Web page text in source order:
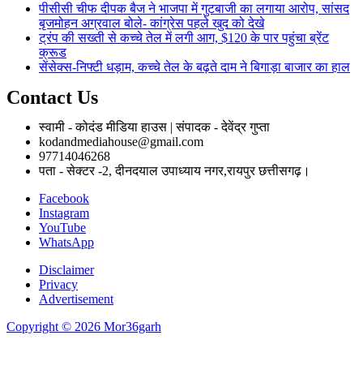
पीसीसी चीफ दीपक बैज ने भाजपा में गुटबाजी का लगाया आरोप, सांसद
बृजमोहन अग्रवाल बोले- कांग्रेस पहले खुद को देखे
ट्रंप की सख्ती से कच्चे तेल में लगी आग, $120 के पार पहुंचा ब्रेंट
क्रूड
सेंसेक्स-निफ्टी धड़ाम, कच्चे तेल के बढ़ते दाम ने बिगाड़ा बाजार का हाल
Contact Us
स्वामी - कोदंड मीडिया हाउस | संपादक - देवेंद्र गुप्ता
kodandmediahouse@gmail.com
97714046268
पता - सेक्टर -2, दीनदयाल उपाध्याय नगर,रायपुर छत्तीसगढ़।
Facebook
Instagram
YouTube
WhatsApp
Disclaimer
Privacy
Advertisement
Copyright © 2026 Mor36garh